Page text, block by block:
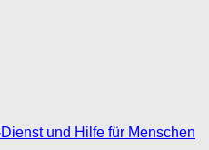
und Hilfe für Menschen